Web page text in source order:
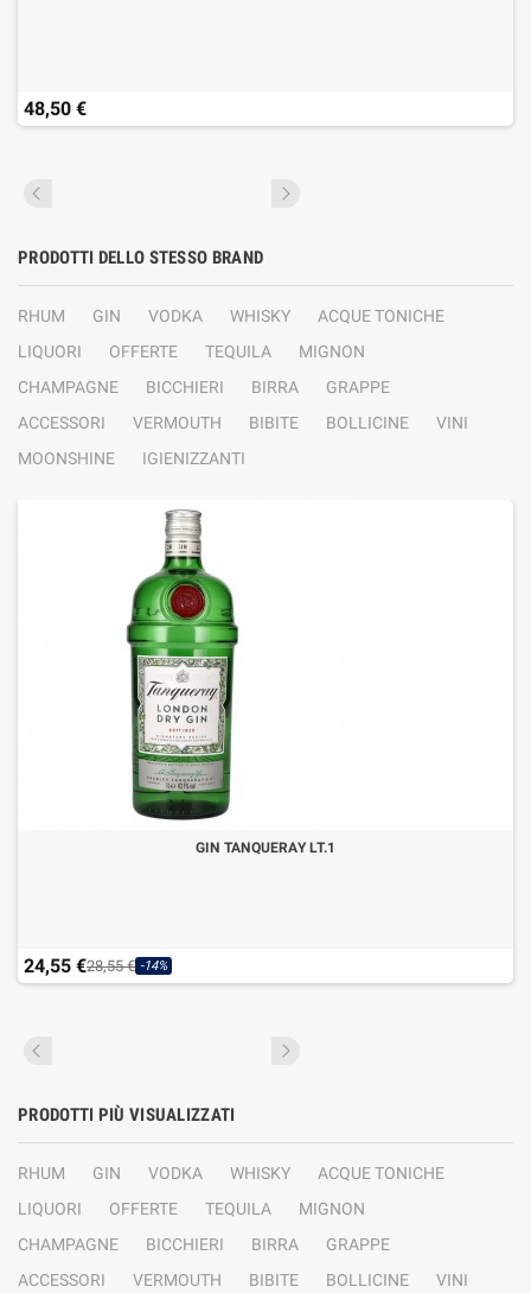
48,50 €
PRODOTTI DELLO STESSO BRAND
RHUM GIN VODKA WHISKY
ACQUE TONICHE
LIQUORI
OFFERTE TEQUILA
MIGNON
CHAMPAGNE
BICCHIERI BIRRA
GRAPPE
ACCESSORI
VERMOUTH BIBITE BOLLICINE
VINI
MOONSHINE
IGIENIZZANTI
GIN TANQUERAY LT.1
24,55 €28,55 € -14%
PRODOTTI PIÙ VISUALIZZATI
RHUM GIN VODKA WHISKY
ACQUE TONICHE
LIQUORI
OFFERTE TEQUILA
MIGNON
CHAMPAGNE
BICCHIERI BIRRA
GRAPPE
ACCESSORI
VERMOUTH BIBITE BOLLICINE
VINI